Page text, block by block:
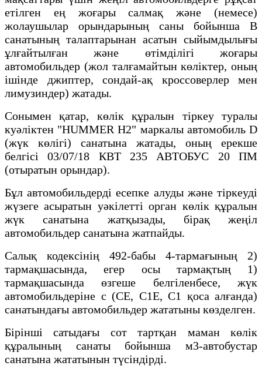
етілген ең жоғары салмақ және (немесе)
жолаушылар орындарының саны бойынша В
санатының талаптарынан асатын сыйымдылығы
ұлғайтылған және өтімділігі жоғары
автомобильдер (жол талғамайтын көліктер, оның
ішінде джиптер, сондай-ақ кроссоверлер мен
лимузиндер) жатады.
Сонымен қатар, көлік құралын тіркеу туралы
куәліктен "HUMMER Н2" маркалы автомобиль D
(жүк көлігі) санатына жатады, оның ерекше
белгісі 03/07/18 КВТ 235 АВТОБУС 20 ПМ
(отыратын орындар).
Бұл автомобильдерді есепке алуды және тіркеуді
жүзеге асыратын уәкілетті орган көлік құралын
жүк санатына жатқызады, бірақ жеңіл
автомобильдер санатына жатпайды.
Салық кодексінің 492-бабы 4-тармағының 2)
тармақшасында, егер осы тармақтың 1)
тармақшасында өзгеше белгіленбесе, жүк
автомобильдеріне с (СЕ, С1Е, С1 қоса алғанда)
санатындағы автомобильдер жататыны көзделген.
Бірінші сатыдағы сот тартқан маман көлік
құралының санаты бойынша м3-автобустар
санатына жататынын түсіндірді.